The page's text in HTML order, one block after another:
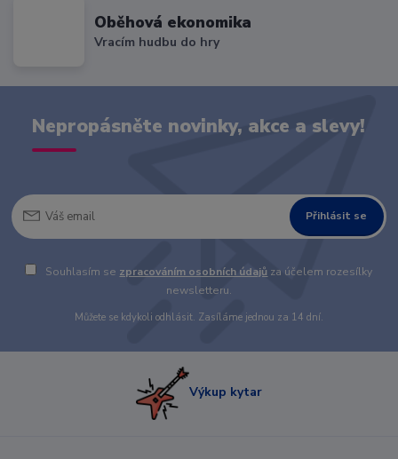
Oběhová ekonomika
Vracím hudbu do hry
Nepropásněte novinky, akce a slevy!
Přihlásit se
Souhlasím se zpracováním osobních údajů za účelem rozesílky
newsletteru.
Můžete se kdykoli odhlásit. Zasíláme jednou za 14 dní.
Výkup kytar